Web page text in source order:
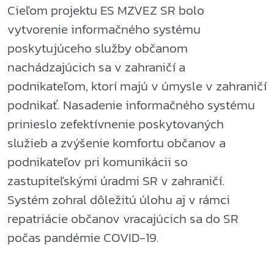
Cieľom projektu ES MZVEZ SR bolo
vytvorenie informačného systému
poskytujúceho služby občanom
nachádzajúcich sa v zahraničí a
podnikateľom, ktorí majú v úmysle v zahraničí
podnikať. Nasadenie informačného systému
prinieslo zefektívnenie poskytovaných
služieb a zvýšenie komfortu občanov a
podnikateľov pri komunikácii so
zastupiteľskými úradmi SR v zahraničí.
Systém zohral dôležitú úlohu aj v rámci
repatriácie občanov vracajúcich sa do SR
počas pandémie COVID-19.